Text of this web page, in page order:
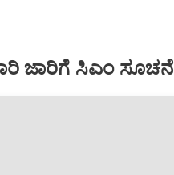
ಜಾರಿಗೆ ಸಿಎಂ ಸೂಚನೆ